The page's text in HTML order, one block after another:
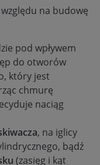
na budowę
pod wpływem
do otworów
który jest
chmurę
naciąg
, na iglicy
bądź
(zasięg i kąt